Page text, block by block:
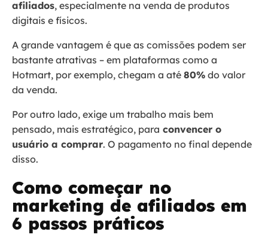
afiliados, especialmente na venda de produtos
digitais e físicos.
A grande vantagem é que as comissões podem ser
bastante atrativas – em plataformas como a
Hotmart, por exemplo, chegam a até 80% do valor
da venda.
Por outro lado, exige um trabalho mais bem
pensado, mais estratégico, para convencer o
usuário a comprar. O pagamento no final depende
disso.
Como começar no
marketing de afiliados em
6 passos práticos